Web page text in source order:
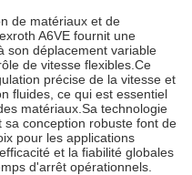
de matériaux et de
A6VE fournit une
son déplacement variable
de vitesse flexibles.Ce
précise de la vitesse et
fluides, ce qui est essentiel
matériaux.Sa technologie
conception robuste font de
pour les applications
et la fiabilité globales
d'arrêt opérationnels.